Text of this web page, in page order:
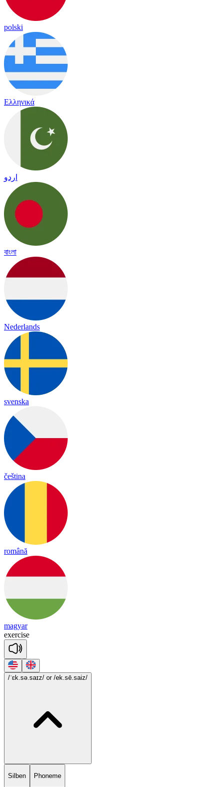
polski
Ελληνικά
اردو
বাংলা
Nederlands
svenska
čeština
română
magyar
exercise
/ˈɛk.sə.saɪz/ or /ek.sē.saiz/
Silben Phoneme